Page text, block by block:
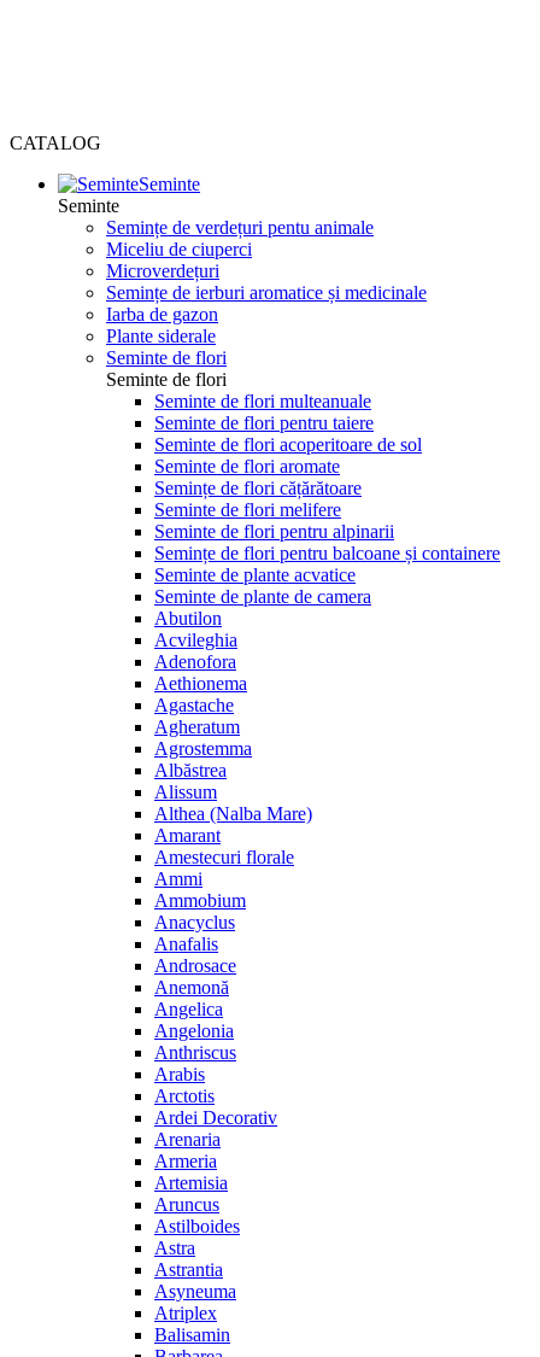
CATALOG
Seminte
Seminte
Semințe de verdețuri pentu animale
Miceliu de ciuperci
Microverdețuri
Semințe de ierburi aromatice și medicinale
Iarba de gazon
Plante siderale
Seminte de flori
Seminte de flori
Seminte de flori multeanuale
Seminte de flori pentru taiere
Seminte de flori acoperitoare de sol
Seminte de flori aromate
Semințe de flori cățărătoare
Seminte de flori melifere
Seminte de flori pentru alpinarii
Semințe de flori pentru balcoane și containere
Seminte de plante acvatice
Seminte de plante de camera
Abutilon
Acvileghia
Adenofora
Aethionema
Agastache
Agheratum
Agrostemma
Albăstrea
Alissum
Althea (Nalba Mare)
Amarant
Amestecuri florale
Ammi
Ammobium
Anacyclus
Anafalis
Androsace
Anemonă
Angelica
Angelonia
Anthriscus
Arabis
Arctotis
Ardei Decorativ
Arenaria
Armeria
Artemisia
Aruncus
Astilboides
Astra
Astrantia
Asyneuma
Atriplex
Balisamin